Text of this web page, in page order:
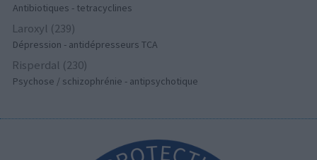
Antibiotiques - tetracyclines
Laroxyl (239)
Dépression - antidépresseurs TCA
Risperdal (230)
Psychose / schizophrénie - antipsychotique